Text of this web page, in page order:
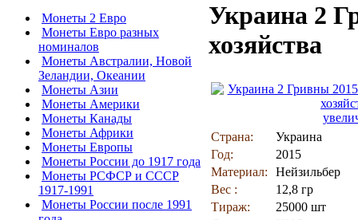
Монеты 2 Евро
Монеты Евро разных
номиналов
Монеты Австралии, Новой
Зеландии, Океании
Монеты Азии
Монеты Америки
Монеты Канады
Монеты Африки
Монеты Европы
Монеты России до 1917 года
Монеты РСФСР и СССР
1917-1991
Монеты России после 1991
Украина 2
хозяйства
Страна:
Украина
Год:
2015
Материал:
Нейзильбер
Вес :
12,8 гр
Тираж:
25000 шт